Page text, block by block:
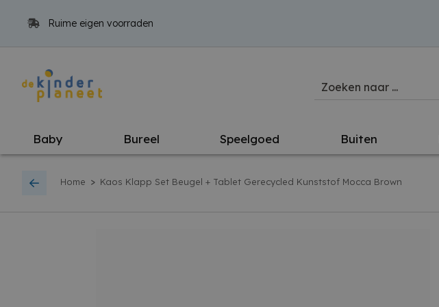
Ruime eigen voorraden
Baby Bureel Speelgoed Buiten
Home > Kaos Klapp Set Beugel + Tablet Gerecycled Kunststof Mocca Brown